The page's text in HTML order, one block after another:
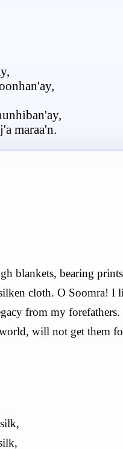
maraa'n.
blankets, bearing
cloth. O
from my forefathers.
will not get them